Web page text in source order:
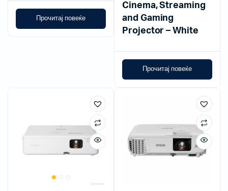
Прочитај повеќе
Cinema, Streaming
and Gaming
Projector – White
Прочитај повеќе